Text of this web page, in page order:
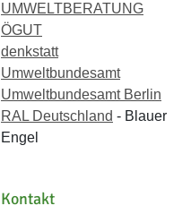
UMWELTBERATUNG
ÖGUT
denkstatt
Umweltbundesamt
Umweltbundesamt Berlin
RAL Deutschland - Blauer
Engel
Kontakt